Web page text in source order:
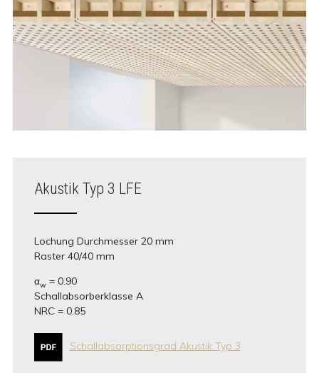
Akustik Typ 3 LFE
Lochung Durchmesser 20 mm
Raster 40/40 mm
αw = 0.90
Schallabsorberklasse A
NRC = 0.85
Schallabsorptionsgrad Akustik Typ 3